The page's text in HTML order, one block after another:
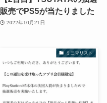
販売でPS5が当たりました
2022年10月21日
ミニマリスト